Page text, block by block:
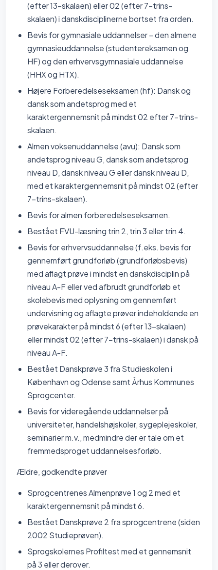
(efter 13-skalaen) eller 02 (efter 7-trins-
skalaen) i danskdisciplinerne bortset fra orden.
Bevis for gymnasiale uddannelser – den almene
gymnasieuddannelse (studentereksamen og
HF) og den erhvervsgymnasiale uddannelse
(HHX og HTX).
Højere Forberedelseseksamen (hf): Dansk og
dansk som andetsprog med et
karaktergennemsnit på mindst 02 efter 7-trins-
skalaen.
Almen voksenuddannelse (avu): Dansk som
andetsprog niveau G, dansk som andetsprog
niveau D, dansk niveau G eller dansk niveau D,
med et karaktergennemsnit på mindst 02 (efter
7-trins-skalaen).
Bevis for almen forberedelseseksamen.
Bestået FVU-læsning trin 2, trin 3 eller trin 4.
Bevis for erhvervsuddannelse (f.eks. bevis for
gennemført grundforløb (grundforløbsbevis)
med aflagt prøve i mindst en danskdisciplin på
niveau A-F eller ved afbrudt grundforløb et
skolebevis med oplysning om gennemført
undervisning og aflagte prøver indeholdende en
prøvekarakter på mindst 6 (efter 13-skalaen)
eller mindst 02 (efter 7-trins-skalaen) i dansk på
niveau A-F.
Bestået Danskprøve 3 fra Studieskolen i
København og Odense samt Århus Kommunes
Sprogcenter.
Bevis for videregående uddannelser på
universiteter, handelshøjskoler, sygeplejeskoler,
seminarier m.v., medmindre der er tale om et
fremmedsproget uddannelsesforløb.
Ældre, godkendte prøver
Sprogcentrenes Almenprøve 1 og 2 med et
karaktergennemsnit på mindst 6.
Bestået Danskprøve 2 fra sprogcentrene (siden
2002 Studieprøven).
Sprogskolernes Profiltest med et gennemsnit
på 3 eller derover.